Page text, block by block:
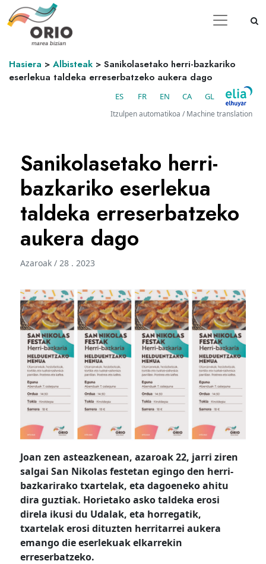
Hasiera > Albisteak > Sanikolasetako herri-bazkariko
eserlekua taldeka erreserbatzeko aukera dago
ES FR EN CA GL
Itzulpen automatikoa / Machine translation
Sanikolasetako herri-
bazkariko eserlekua
taldeka erreserbatzeko
aukera dago
Azaroak / 28 . 2023
Joan zen asteazkenean, azaroak 22, jarri ziren
salgai San Nikolas festetan egingo den herri-
bazkarirako txartelak, eta dagoeneko ahitu
dira guztiak. Horietako asko taldeka erosi
direla ikusi du Udalak, eta horregatik,
txartelak erosi dituzten herritarrei aukera
emango die eserlekuak elkarrekin
erreserbatzeko.